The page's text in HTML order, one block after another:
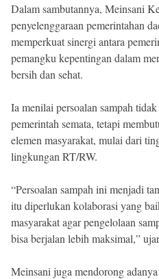
Dalam sambutannya, Meinsani
penyelenggaraan pemerintahan
memperkuat sinergi antara
pemangku kepentingan dalam
bersih dan sehat.
Ia menilai persoalan sampah
pemerintah semata, tetapi
elemen masyarakat, mulai dari
lingkungan RT/RW.
“Persoalan sampah ini menjadi
itu diperlukan kolaborasi yang
masyarakat agar pengelolaan
bisa berjalan lebih maksimal,”
Meinsani juga mendorong